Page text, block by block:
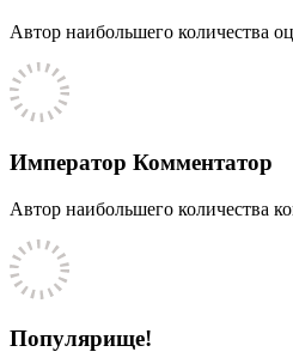
Автор наибольшего количества
Император Комментатор
Автор наибольшего количества
Популярище!